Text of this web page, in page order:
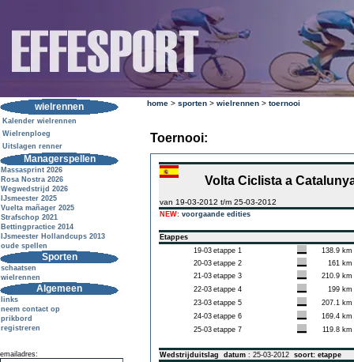
wielrennen
Kalender wielrennen
Wielrenploeg
Uitslagen renner
Managerspellen
Massasprint 2026
Rosa Nostra 2026
Wegwedstrijd 2026
IJsmeester 2025
Vuelta mañager 2025
Strafschop 2021
Bettingpractice 2014
IJsmeester Hollandcups 2013
oude spellen
Sporten
schaatsen
wielrennen
Algemeen
links
neem contact op
prikbord
registreren
emailadres:
home > sporten > wielrennen > toernooi
Toernooi:
Volta Ciclista a
van 19-03-2012 t/m 25-03-2012
NEW: voorgaande edities
Etappes
19-03 etappe 1
138.9 km
20-03 etappe 2
161 km
21-03 etappe 3
210.9 km
22-03 etappe 4
199 km
23-03 etappe 5
207.1 km
24-03 etappe 6
169.4 km
25-03 etappe 7 119.8 km
Wedstrijduitslag datum : 25-03-2012 soort: etappe